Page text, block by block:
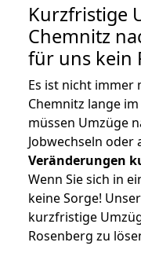
Kurzfristige
Chemnitz
für uns kein
Es ist nicht immer
Chemnitz lange
müssen Umzüge
Jobwechseln
Veränderungen
Wenn Sie sich in
keine Sorge!
kurzfristige
Rosenberg zu